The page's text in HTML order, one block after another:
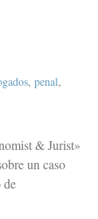
, penal,
& Jurist»
un caso
de